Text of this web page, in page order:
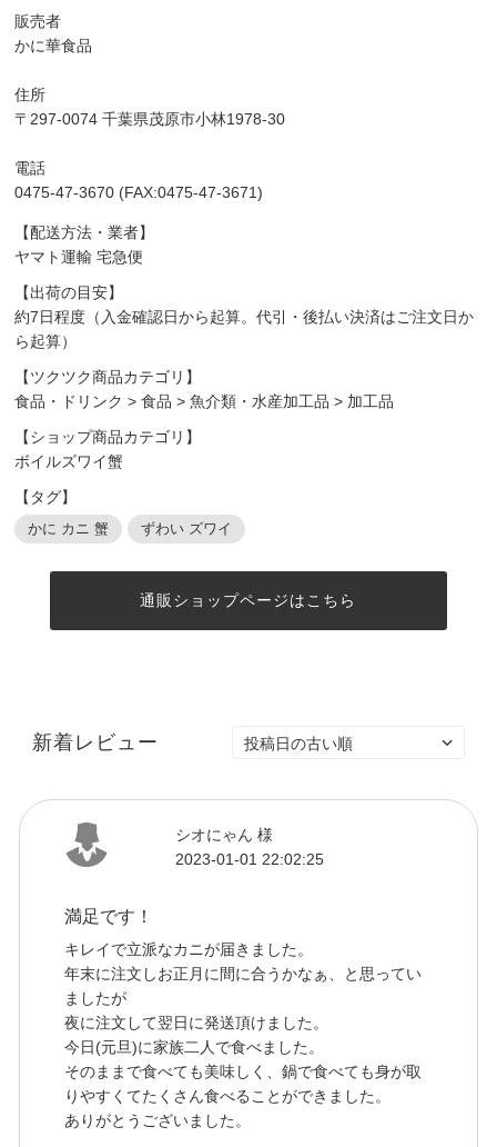
販売者
かに華食品
住所
〒297-0074 千葉県茂原市小林1978-30
電話
0475-47-3670 (FAX:0475-47-3671)
【配送方法・業者】
ヤマト運輸 宅急便
【出荷の目安】
約7日程度（入金確認日から起算。代引・後払い決済はご注文日か
ら起算）
【ツクツク商品カテゴリ】
食品・ドリンク >食品 >魚介類・水産加工品 > 加工品
【ショップ商品カテゴリ】
ボイルズワイ蟹
【タグ】
かに カニ 蟹 ずわい ズワイ
通販ショップページはこちら
新着レビュー
シオにゃん 様
2023-01-01 22:02:25
満足です！
キレイで立派なカニが届きました。
年末に注文しお正月に間に合うかなぁ、と思ってい
ましたが
夜に注文して翌日に発送頂けました。
今日(元旦)に家族二人で食べました。
そのままで食べても美味しく、鍋で食べても身が取
りやすくてたくさん食べることができました。
ありがとうございました。